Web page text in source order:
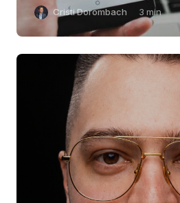
Cristi Dorombach 3 min